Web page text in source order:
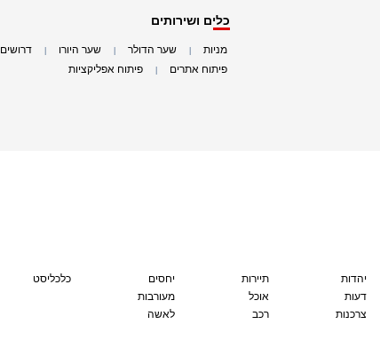
כלים ושירותים
מניות שער הדולר שער היורו דרושים
פיתוח אתרים פיתוח אפליקציות
יהדות
דעות
צרכנות
תיירות
אוכל
רכב
יחסים
מעורבות
לאשה
כלכליסט